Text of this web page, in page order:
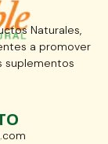
Naturales,
a promover
suplementos